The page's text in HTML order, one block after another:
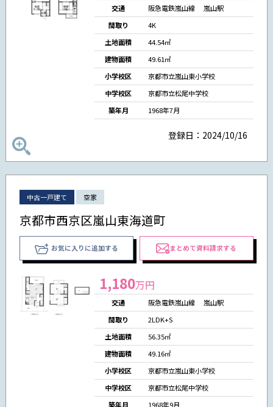
交通
阪急電鉄嵐山線 嵐山駅
間取り
4K
土地面積
44.54㎡
建物面積
49.61㎡
小学校区
京都市立嵐山東小学校
中学校区
京都市立松尾中学校
築年月
1968年7月
登録日：2024/10/16
中古一戸建て 空家
京都市西京区嵐山東海道町
お気に入りに追加する まとめて資料請求する
1,180万円
交通
阪急電鉄嵐山線 嵐山駅
間取り
2LDK+S
土地面積
56.35㎡
建物面積
49.16㎡
小学校区
京都市立嵐山東小学校
中学校区
京都市立松尾中学校
築年月
1968年9月